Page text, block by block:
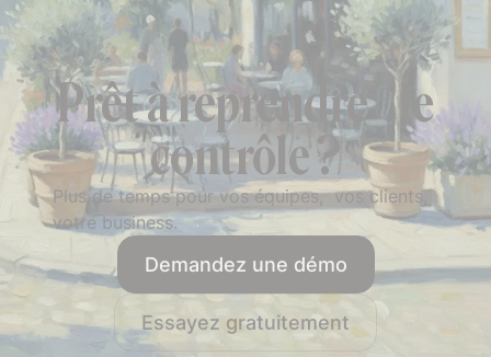
Prêt à reprendre le
contrôle ?
Plus de temps pour vos équipes, vos clients,
votre business.
Demandez une démo
Essayez gratuitement